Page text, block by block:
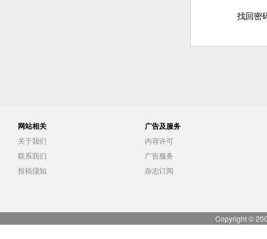
找回密
网站相关
关于我们
联系我们
投稿须知
广告及服务
内容许可
广告服务
杂志订阅
Copyright ©